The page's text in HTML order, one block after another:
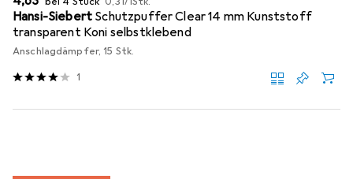
Hansi-Siebert Schutzpuffer Clear 14 mm Kunststoff
transparent Koni selbstklebend
Anschlagdämpfer, 15 Stk.
1